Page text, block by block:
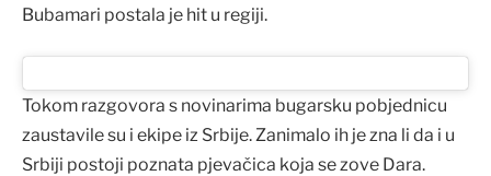
Bubamari postala je hit u regiji.
Tokom razgovora s novinarima bugarsku pobjednicu
zaustavile su i ekipe iz Srbije. Zanimalo ih je zna li da i u
Srbiji postoji poznata pjevačica koja se zove Dara.